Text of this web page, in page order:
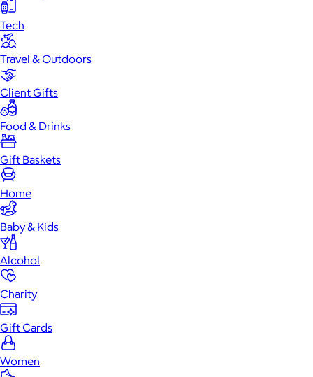
Tech
Travel & Outdoors
Client Gifts
Food & Drinks
Gift Baskets
Home
Baby & Kids
Alcohol
Charity
Gift Cards
Women